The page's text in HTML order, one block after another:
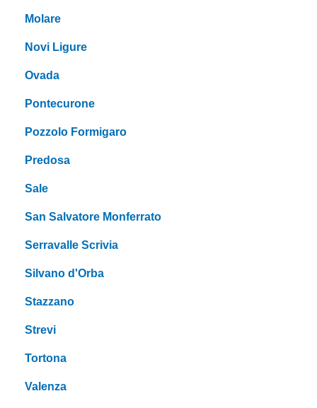
Molare
Novi Ligure
Ovada
Pontecurone
Pozzolo Formigaro
Predosa
Sale
San Salvatore Monferrato
Serravalle Scrivia
Silvano d'Orba
Stazzano
Strevi
Tortona
Valenza